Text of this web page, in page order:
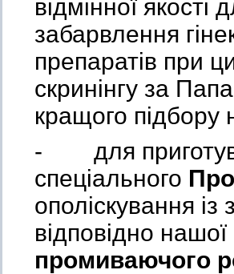
відмінної
забарвлення
препаратів при
скринінгу за
кращого підбору
- для
спеціального
ополіскування
відповідно
промиваючого